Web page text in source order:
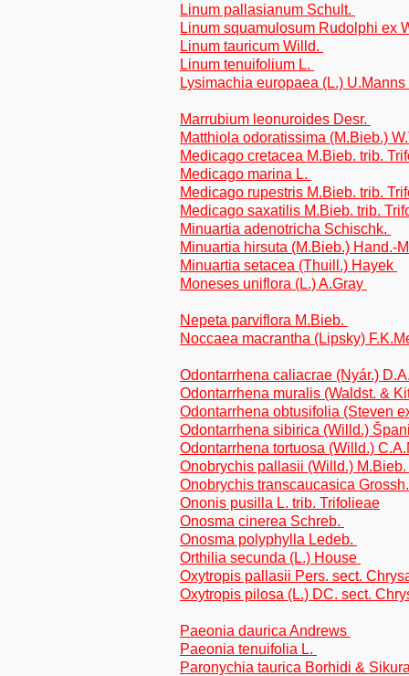
Linum pallasianum Schult.
Linum squamulosum Rudolphi ex
Linum tauricum Willd.
Linum tenuifolium L.
Lysimachia europaea (L.)
Marrubium leonuroides Desr.
Matthiola odoratissima (M.Bieb.)
Medicago cretacea M.Bieb. trib.
Medicago marina L.
Medicago rupestris M.Bieb. trib.
Medicago saxatilis M.Bieb. trib.
Minuartia adenotricha Schischk.
Minuartia hirsuta (M.Bieb.) Hand.-
Minuartia setacea (Thuill.) Hayek
Moneses uniflora (L.) A.Gray
Nepeta parviflora M.Bieb.
Noccaea macrantha (Lipsky)
Odontarrhena caliacrae (Nyár.)
Odontarrhena muralis (Waldst. &
Odontarrhena obtusifolia (Steven
Odontarrhena sibirica (Willd.)
Odontarrhena tortuosa (Willd.)
Onobrychis pallasii (Willd.) M.Bieb.
Onobrychis transcaucasica
Ononis pusilla L. trib. Trifolieae
Onosma cinerea Schreb.
Onosma polyphylla Ledeb.
Orthilia secunda (L.) House
Oxytropis pallasii Pers. sect.
Oxytropis pilosa (L.) DC. sect.
Paeonia daurica Andrews
Paeonia tenuifolia L.
Paronychia taurica Borhidi &